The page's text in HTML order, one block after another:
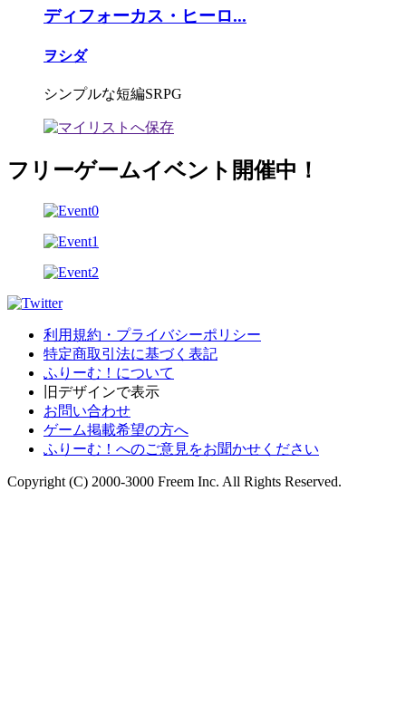
ディフォーカス・ヒーロ...
ヲシダ
シンプルな短編SRPG
フリーゲームイベント開催中！
利用規約・プライバシーポリシー
特定商取引法に基づく表記
ふりーむ！について
旧デザインで表示
お問い合わせ
ゲーム掲載希望の方へ
ふりーむ！へのご意見をお聞かせください
Copyright (C) 2000-3000 Freem Inc. All Rights Reserved.